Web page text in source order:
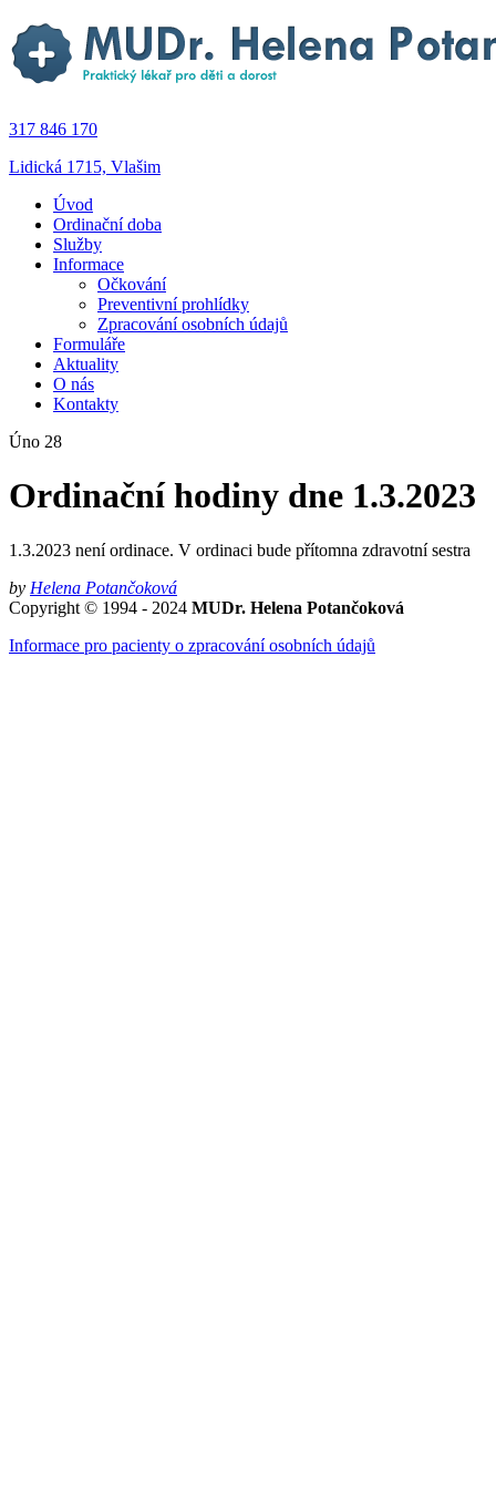
317 846 170
Lidická 1715, Vlašim
Úvod
Ordinační doba
Služby
Informace
Očkování
Preventivní prohlídky
Zpracování osobních údajů
Formuláře
Aktuality
O nás
Kontakty
Úno 28
Ordinační hodiny dne 1.3.2023
1.3.2023 není ordinace. V ordinaci bude přítomna zdravotní sestra
by Helena Potančoková
Copyright © 1994 - 2024 MUDr. Helena Potančoková
Informace pro pacienty o zpracování osobních údajů